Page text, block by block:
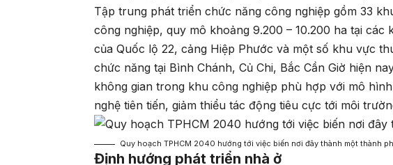
Tập trung phát triển chức năng công nghiệp gồm 33
công nghiệp, quy mô khoảng 9.200 – 10.200 ha tại
của Quốc lộ 22, cảng Hiệp Phước và một số khu vực
chức năng tại Bình Chánh, Củ Chi, Bắc Cần Giờ hiện
không gian trong khu công nghiệp phù hợp với mô
nghệ tiên tiến, giảm thiểu tác động tiêu cực tới môi
Quy hoạch TPHCM 2040 hướng tới việc biến nơi đây thành một thành
Định hướng phát triển nhà ở